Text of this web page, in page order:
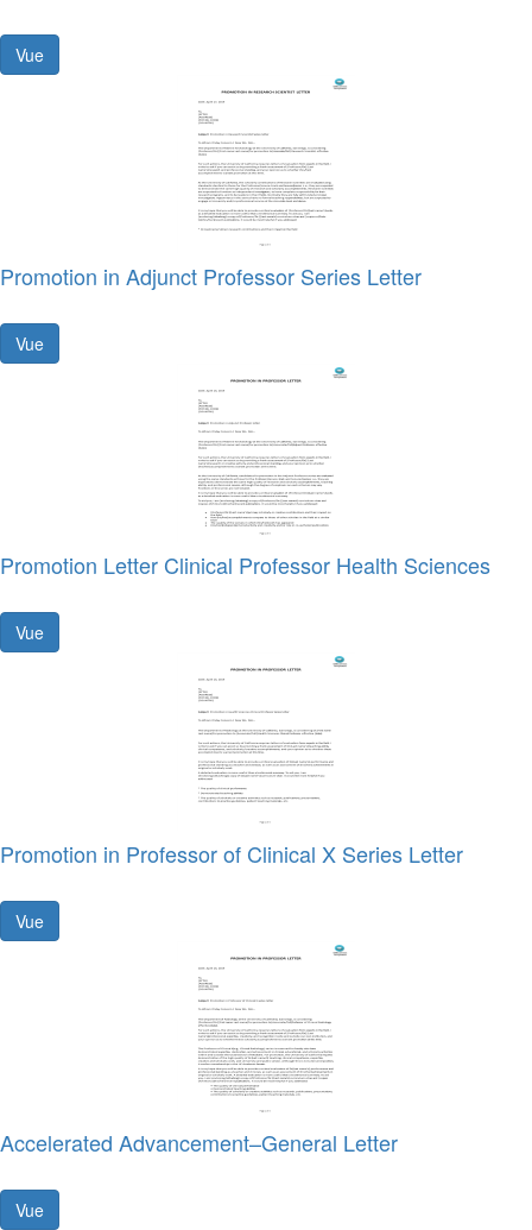
Vue
Promotion in Adjunct Professor Series Letter
Vue
Promotion Letter Clinical Professor Health Sciences
Vue
Promotion in Professor of Clinical X Series Letter
Vue
Accelerated Advancement–General Letter
Vue